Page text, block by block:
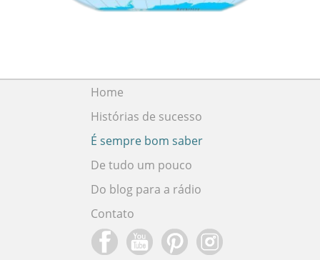
Home
Histórias de sucesso
É sempre bom saber
De tudo um pouco
Do blog para a rádio
Contato